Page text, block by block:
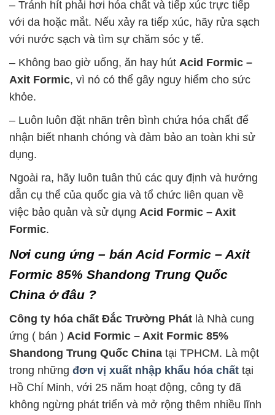
– Tránh hít phải hơi hóa chất và tiếp xúc trực tiếp
với da hoặc mắt. Nếu xảy ra tiếp xúc, hãy rửa sạch
với nước sạch và tìm sự chăm sóc y tế.
– Không bao giờ uống, ăn hay hút Acid Formic –
Axit Formic, vì nó có thể gây nguy hiểm cho sức
khỏe.
– Luôn luôn đặt nhãn trên bình chứa hóa chất để
nhận biết nhanh chóng và đảm bảo an toàn khi sử
dụng.
Ngoài ra, hãy luôn tuân thủ các quy định và hướng
dẫn cụ thể của quốc gia và tổ chức liên quan về
việc bảo quản và sử dụng Acid Formic – Axit
Formic.
Nơi cung ứng – bán Acid Formic – Axit
Formic 85% Shandong Trung Quốc
China ở đâu ?
Công ty hóa chất Đắc Trường Phát là Nhà cung
ứng ( bán ) Acid Formic – Axit Formic 85%
Shandong Trung Quốc China tại TPHCM. Là một
trong những đơn vị xuất nhập khẩu hóa chất tại
Hồ Chí Minh, với 25 năm hoạt động, công ty đã
không ngừng phát triển và mở rộng thêm nhiều lĩnh